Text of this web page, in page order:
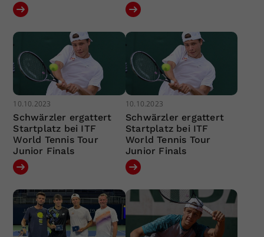
10.10.2023
Schwärzler ergattert
Startplatz bei ITF
World Tennis Tour
Junior Finals
10.10.2023
Schwärzler ergattert
Startplatz bei ITF
World Tennis Tour
Junior Finals